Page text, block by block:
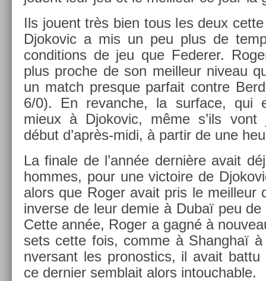
Ils jouent très bien tous les deux
Djokovic a mis un peu plus de
con­di­tions de jeu que Feder­er.
plus pro­che de son meil­leur niveau
un match pre­sque par­fait con­tre
6/0). En re­vanche, la sur­face, qui
mieux à Djokovic, même s’ils
début d’après-midi, à par­tir de une
La fin­ale de l’année dernière avait
hom­mes, pour une vic­toire de
alors que Roger avait pris le meil­leur
in­ver­se de leur demie à Dubaï peu
Cette année, Roger a gagné à
sets cette fois, comme à Shanghaï
nver­sant les pro­nos­tics, il avait battu
ce de­rni­er semblait alors in­touch­able.